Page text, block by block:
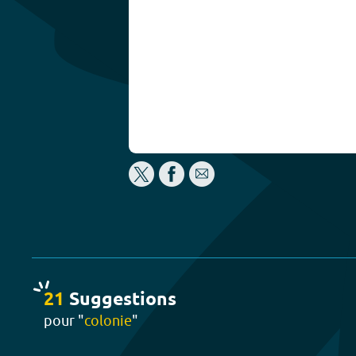
21 Suggestions
pour "colonie"